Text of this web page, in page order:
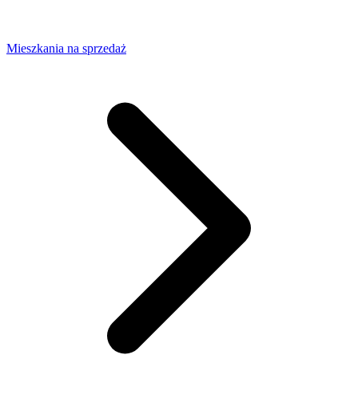
Mieszkania na sprzedaż